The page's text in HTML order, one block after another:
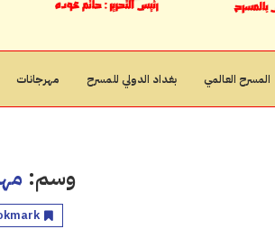
المسرح العالمي بغداد الدولي للمسرح مهرجانات
وسم: